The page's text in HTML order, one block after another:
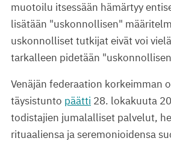
muotoilu itsessään hämärtyy
lisätään "uskonnollisen"
uskonnolliset tutkijat eivät voi
tarkalleen pidetään
Venäjän federaation korkeimman
täysistunto päätti 28. lokakuuta
todistajien jumalalliset palvelut,
rituaaliensa ja seremonioidensa